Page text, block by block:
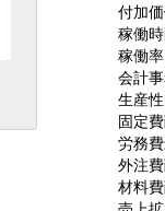
付加
稼働
稼働
会計
生産
固定
労務
外注
材料